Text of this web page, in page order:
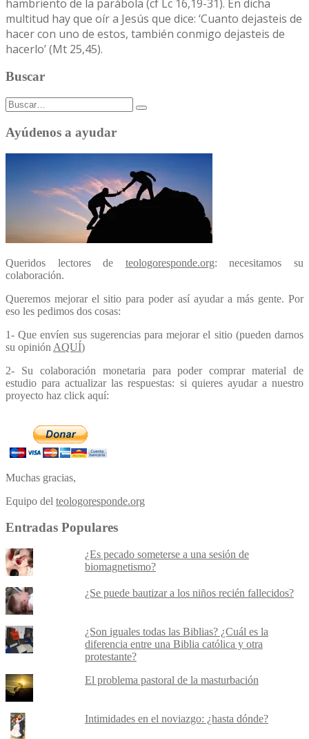
hambriento de la parábola (cf Lc 16,19-31). En dicha
multitud hay que oír a Jesús que dice: ‘Cuanto dejasteis de
hacer con uno de estos, también conmigo dejasteis de
hacerlo’ (Mt 25,45).
Buscar
Buscar:
Ayúdenos a ayudar
Queridos lectores de teologoresponde.org: necesitamos su
colaboración.
Queremos mejorar el sitio para poder así ayudar a más gente. Por
eso les pedimos dos cosas:
1- Que envíen sus sugerencias para mejorar el sitio (pueden darnos
su opinión AQUÍ)
2- Su colaboración monetaria para poder comprar material de
estudio para actualizar las respuestas: si quieres ayudar a nuestro
proyecto haz click aquí:
Muchas gracias,
Equipo del teologoresponde.org
Entradas Populares
¿Es pecado someterse a una sesión de
biomagnetismo?
¿Se puede bautizar a los niños recién fallecidos?
¿Son iguales todas las Biblias? ¿Cuál es la
diferencia entre una Biblia católica y otra
protestante?
El problema pastoral de la masturbación
Intimidades en el noviazgo: ¿hasta dónde?